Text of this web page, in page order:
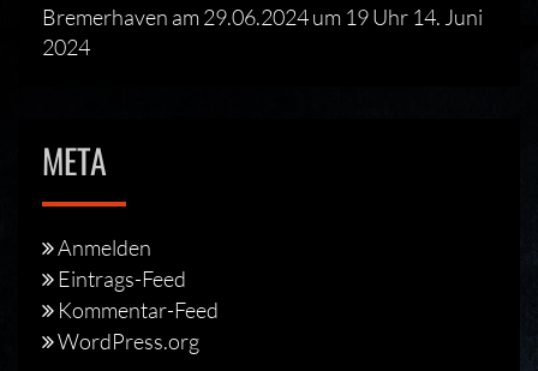
Bremerhaven am 29.06.2024 um 19 Uhr 14. Juni
2024
META
Anmelden
Eintrags-Feed
Kommentar-Feed
WordPress.org